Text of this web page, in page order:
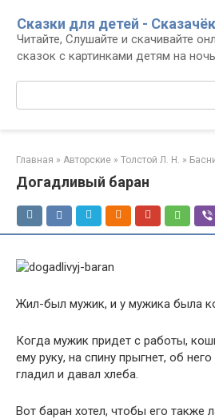
контенту
Сказки для детей - Сказачёк
Читайте, Слушайте и скачивайте
сказок с картинками детям на
Главная » Авторские » Толстой Л. Н. »
Догадливый баран
Жил-был мужик, и у мужика была
Когда мужик придет с работы,
ему руку, на спину прыгнет, об
гладил и давал хлеба.
Вот баран хотел, чтобы его также